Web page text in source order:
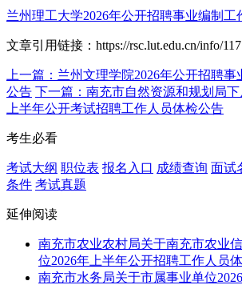
兰州理工大学2026年公开招聘事业编制工
文章引用链接：https://rsc.lut.edu.cn/info/
上一篇：兰州文理学院2026年公开招聘
公告 下一篇：南充市自然资源和规划局
上半年公开考试招聘工作人员体检公告
考生必看
考试大纲 职位表 报名入口 成绩查询 面试
条件 考试真题
延伸阅读
南充市农业农村局关于南充市农业
位2026年上半年公开招聘工作人员
南充市水务局关于市属事业单位